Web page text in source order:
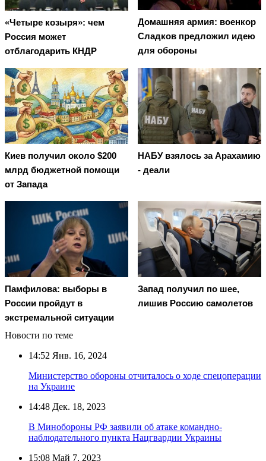
«Четыре козыря»: чем
Россия может
отблагодарить КНДР
Домашняя армия: военкор
Сладков предложил идею
для обороны
Киев получил около $200
млрд бюджетной помощи
от Запада
НАБУ взялось за Арахамию
- деали
Памфилова: выборы в
России пройдут в
экстремальной ситуации
Запад получил по шее,
лишив Россию самолетов
Новости по теме
14:52 Янв. 16, 2024
Министерство обороны отчиталось о ходе спецоперации
на Украине
14:48 Дек. 18, 2023
В Минобороны РФ заявили об атаке командно-
наблюдательного пункта Нацгвардии Украины
15:08 Май 7, 2023